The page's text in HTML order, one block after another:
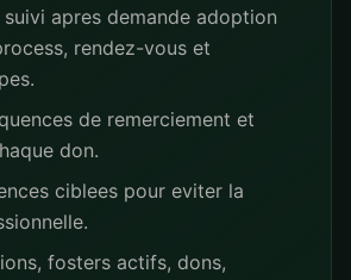
apres demande adoption
rendez-vous et
de remerciement et
don.
ciblees pour eviter la
fosters actifs, dons,